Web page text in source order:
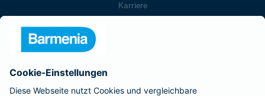
Karriere
Barmenia ist Teil der BarmeniaGothaer